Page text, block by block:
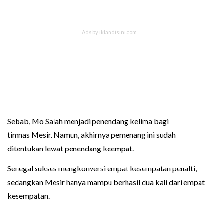
Sebab, Mo Salah menjadi penendang kelima bagi
timnas Mesir. Namun, akhirnya pemenang ini sudah
ditentukan lewat penendang keempat.
Senegal sukses mengkonversi empat kesempatan penalti,
sedangkan Mesir hanya mampu berhasil dua kali dari empat
kesempatan.